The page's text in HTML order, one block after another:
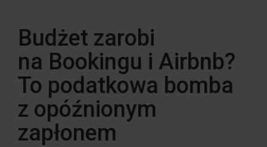
Budżet zarobi
na Bookingu i Airbnb?
To podatkowa bomba
z opóźnionym
zapłonem